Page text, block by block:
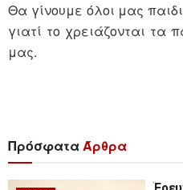
Θα γίνουμε όλοι μας
γιατί το χρειάζονται τα
μας.
ΠρόσφαταΆρθρα